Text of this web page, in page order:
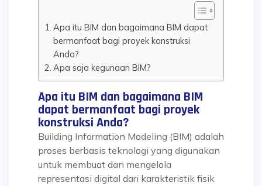
Apa itu BIM dan bagaimana BIM dapat
bermanfaat bagi proyek konstruksi
Anda?
Apa saja kegunaan BIM?
Apa itu BIM dan bagaimana BIM
dapat bermanfaat bagi proyek
konstruksi Anda?
Building Information Modeling (BIM) adalah
proses berbasis teknologi yang digunakan
untuk membuat dan mengelola
representasi digital dari karakteristik fisik